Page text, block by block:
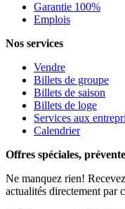
Garantie 100%
Emplois
Nos services
Vendre
Billets de groupe
Billets de saison
Billets de loge
Services aux
Calendrier
Offres spéciales,
Ne manquez rien!
actualités directement par